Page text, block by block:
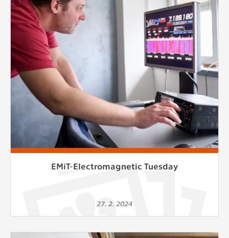
Cookies, které aplikace nedokáže zařadit.
Naším cílem je, aby tato kategorie
zůstala prázdná a všechny cookies byly
přiřazeny do některé z kategorií
uvedených výše.
EMiT-Electromagnetic Tuesday
27. 2. 2024